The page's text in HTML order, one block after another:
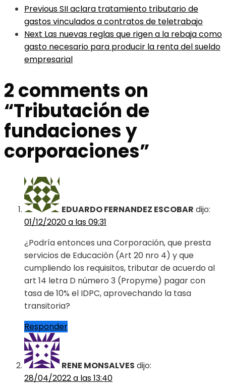
PreviousSII aclara tratamiento tributario de
gastos vinculados a contratos de teletrabajo
Next Las nuevas reglas que rigen a la rebaja como
gasto necesario para producir la renta del sueldo
empresarial
2 comments on
“Tributación de
fundaciones y
corporaciones”
EDUARDO FERNANDEZ ESCOBAR dijo:
01/12/2020 a las 09:31
¿Podría entonces una Corporación, que presta
servicios de Educación (Art 20 nro 4) y que
cumpliendo los requisitos, tributar de acuerdo al
art 14 letra D número 3 (Propyme) pagar con
tasa de 10% el IDPC, aprovechando la tasa
transitoria?
Responder
RENE MONSALVES dijo:
28/04/2022 a las 13:40